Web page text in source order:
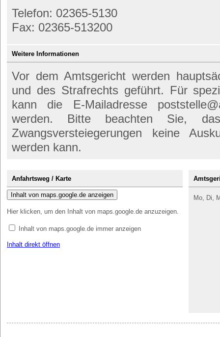
Telefon: 02365-5130
Fax: 02365-513200
Weitere Informationen
Vor dem Amtsgericht werden
und des Strafrechts geführt. Für
kann die E-Mailadresse
werden. Bitte beachten Sie,
Zwangsversteiegerungen keine
werden kann.
Anfahrtsweg / Karte
Inhalt von maps.google.de anzeigen
Hier klicken, um den Inhalt von maps.google.de anzuzeigen.
Inhalt von maps.google.de immer anzeigen
Inhalt direkt öffnen
Mo, Di,